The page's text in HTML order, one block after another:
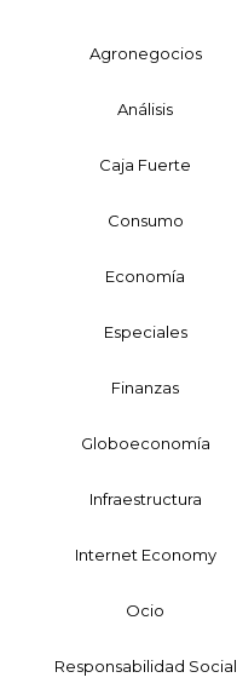
Agronegocios
Análisis
Caja Fuerte
Consumo
Economía
Especiales
Finanzas
Globoeconomía
Infraestructura
Internet Economy
Ocio
Responsabilidad Social